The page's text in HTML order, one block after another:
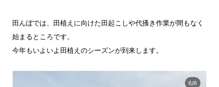
田んぼでは、田植えに向けた田起こしや代搔き作業が間もなく
始まるところです。
今年もいよいよ田植えのシーズンが到来します。